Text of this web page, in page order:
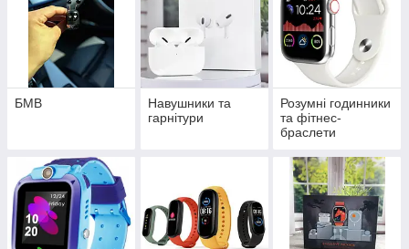
БМВ
Навушники та
гарнітури
Розумні годинники
та фітнес-
браслети